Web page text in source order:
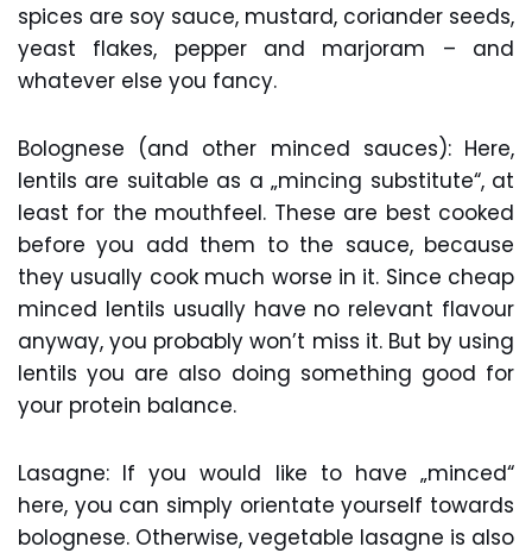
spices are soy sauce, mustard, coriander seeds,
yeast flakes, pepper and marjoram – and
whatever else you fancy.
Bolognese (and other minced sauces): Here,
lentils are suitable as a „mincing substitute“, at
least for the mouthfeel. These are best cooked
before you add them to the sauce, because
they usually cook much worse in it. Since cheap
minced lentils usually have no relevant flavour
anyway, you probably won’t miss it. But by using
lentils you are also doing something good for
your protein balance.
Lasagne: If you would like to have „minced“
here, you can simply orientate yourself towards
bolognese. Otherwise, vegetable lasagne is also